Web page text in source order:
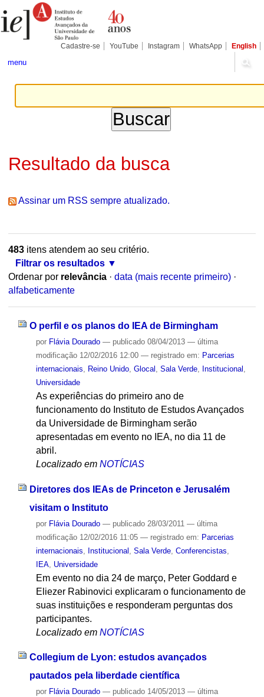
para
conteúdo.
Pessoais
Cadastre-se YouTube Instagram WhatsApp English
menu
Resultado da busca
Assinar um RSS sempre atualizado.
483itens atendem ao seu critério.
Filtrar os resultados
Ordenar por relevância · data (mais recente primeiro) ·
alfabeticamente
O perfil e os planos do IEA de Birmingham
por Flávia Dourado — publicado08/04/2013 — última
modificação12/02/2016 12:00 — registrado em: Parcerias
internacionais
Reino Unido, Glocal Sala Verde, Institucional
Universidade
As experiências do primeiro ano de
funcionamento do Instituto de Estudos Avançados
da Universidade de Birmingham serão
apresentadas em evento no IEA, no dia 11 de
abril.
Localizado em NOTÍCIAS
Diretores dos IEAs de Princeton e Jerusalém
visitam o Instituto
por Flávia Dourado — publicado28/03/2011 — última
modificação12/02/2016 11:05 — registrado em: Parcerias
internacionais
Institucional Sala Verde, Conferencistas
IEA, Universidade
Em evento no dia 24 de março, Peter Goddard e
Eliezer Rabinovici explicaram o funcionamento de
suas instituições e responderam perguntas dos
participantes.
Localizado em NOTÍCIAS
Collegium de Lyon: estudos avançados
pautados pela liberdade científica
por Flávia Dourado — publicado14/05/2013 — última